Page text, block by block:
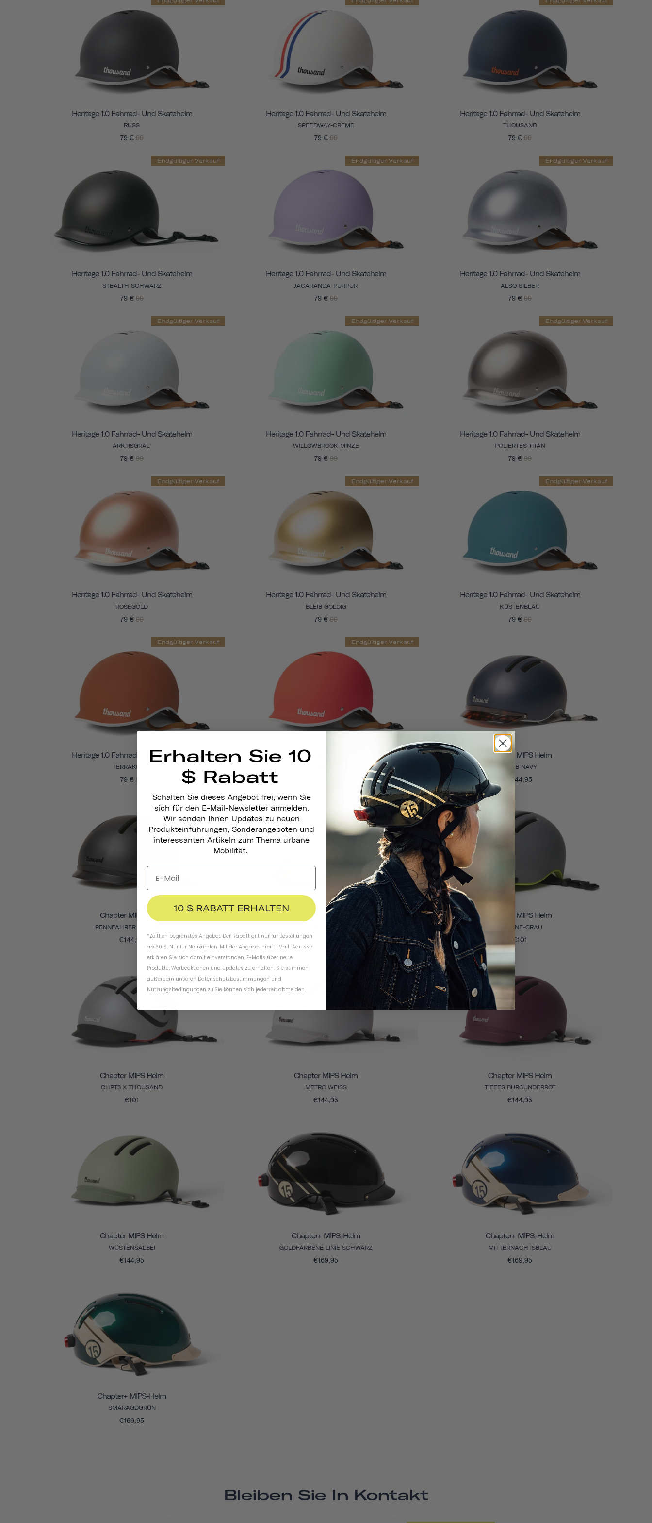
Heritage 1.0 Fahrrad- Und Skatehelm
RUSS
79 € 99
Heritage 1.0 Fahrrad- Und Skatehelm
SPEEDWAY-CREME
79 € 99
Heritage 1.0 Fahrrad- Und Skatehelm
THOUSAND
79 € 99
Endgültiger Verkauf
Heritage 1.0 Fahrrad- Und Skatehelm
STEALTH SCHWARZ
79 € 99
Endgültiger Verkauf
Heritage 1.0 Fahrrad- Und Skatehelm
JACARANDA-PURPUR
79 € 99
Endgültiger Verkauf
Heritage 1.0 Fahrrad- Und Skatehelm
ALSO SILBER
79 € 99
Endgültiger Verkauf
Heritage 1.0 Fahrrad- Und Skatehelm
ARKTISGRAU
79 € 99
Endgültiger Verkauf
Heritage 1.0 Fahrrad- Und Skatehelm
WILLOWBROOK-MINZE
79 € 99
Endgültiger Verkauf
Heritage 1.0 Fahrrad- Und Skatehelm
POLIERTES TITAN
79 € 99
Endgültiger Verkauf
Heritage 1.0 Fahrrad- Und Skatehelm
ROSÉGOLD
79 € 99
Endgültiger Verkauf
Heritage 1.0 Fahrrad- Und Skatehelm
BLEIB GOLDIG
79 € 99
Endgültiger Verkauf
Heritage 1.0 Fahrrad- Und Skatehelm
KÜSTENBLAU
79 € 99
Endgültiger Verkauf
Heritage 1.0 Fahrrad- Und Skatehelm
TERRAKOTTA
79 € 99
Endgültiger Verkauf
Heritage 1.0 Fahrrad- Und Skatehelm Chapter MIPS Helm
CLUB NAVY
€144,95
Chapter MIPS Helm
RENNFAHRER SCHWARZ
€144,95
Chapter MIPS Helm
SUPERMOND WEISS
Chapter MIPS Helm
SKYLINE-GRAU
€101
Chapter MIPS Helm
CHPT3 X THOUSAND
€101
Chapter MIPS Helm
METRO WEISS
€144,95
Chapter MIPS Helm
TIEFES BURGUNDERROT
€144,95
Chapter MIPS Helm
WÜSTENSALBEI
€144,95
Chapter+ MIPS-Helm
GOLDFARBENE LINIE SCHWARZ
€169,95
Chapter+ MIPS-Helm
MITTERNACHTSBLAU
€169,95
Chapter+ MIPS-Helm
SMARAGDGRÜN
€169,95
Bleiben Sie In Kontakt
Erhalten Sie 10
$ Rabatt
Schalten Sie dieses Angebot frei, wenn Sie
sich für den E-Mail-Newsletter anmelden.
Wir senden Ihnen Updates zu neuen
Produkteinführungen, Sonderangeboten und
interessanten Artikeln zum Thema urbane
Mobilität.
10 $ RABATT ERHALTEN
*Zeitlich begrenztes Angebot. Der Rabatt gilt nur für Bestellungen
ab 60 $. Nur für Neukunden. Mit der Angabe Ihrer E-Mail-Adresse
erklären Sie sich damit einverstanden, E-Mails über neue
Produkte, Werbeaktionen und Updates zu erhalten. Sie stimmen
außerdem unseren Datenschutzbestimmungen und
Nutzungsbedingungen zu.Sie können sich jederzeit abmelden.